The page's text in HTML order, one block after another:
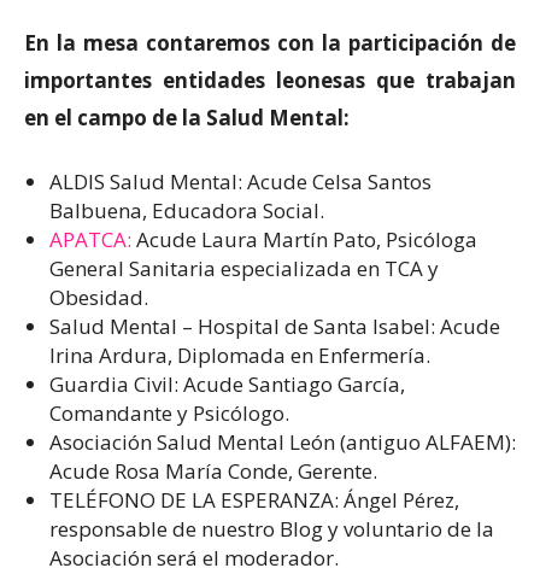
En la mesa contaremos con la participación de
importantes entidades leonesas que trabajan
en el campo de la Salud Mental:
ALDIS Salud Mental: Acude Celsa Santos
Balbuena, Educadora Social.
APATCA: Acude Laura Martín Pato, Psicóloga
General Sanitaria especializada en TCA y
Obesidad.
Salud Mental – Hospital de Santa Isabel: Acude
Irina Ardura, Diplomada en Enfermería.
Guardia Civil: Acude Santiago García,
Comandante y Psicólogo.
Asociación Salud Mental León (antiguo ALFAEM):
Acude Rosa María Conde, Gerente.
TELÉFONO DE LA ESPERANZA: Ángel Pérez,
responsable de nuestro Blog y voluntario de la
Asociación será el moderador.